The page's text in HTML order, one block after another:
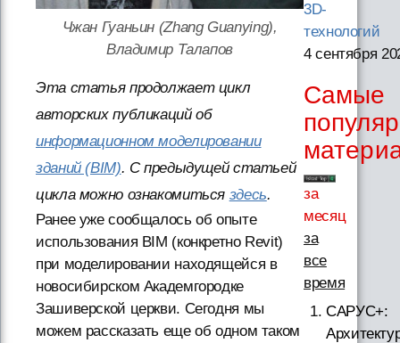
Чжан Гуаньин (Zhang Guanying),
Владимир Талапов
Эта статья продолжает цикл
авторских публикаций об
информационном моделировании
зданий (BIM). С предыдущей статьей
цикла можно ознакомиться здесь.
Ранее уже сообщалось об опыте
использования BIM (конкретно Revit)
при моделировании находящейся в
новосибирском Академгородке
Зашиверской церкви. Сегодня мы
можем рассказать еще об одном таком
3D-
технологий
4 сентября
Самые
за
месяц
за
все
время
САРУС+: